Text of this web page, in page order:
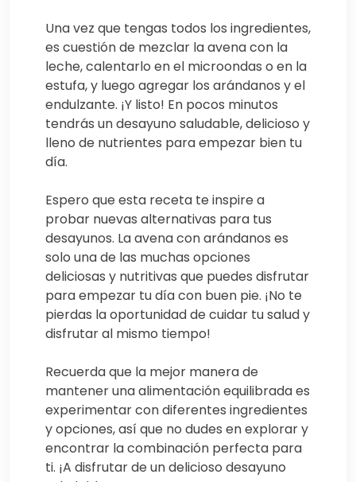
Una vez que tengas todos los ingredientes,
es cuestión de mezclar la avena con la
leche, calentarlo en el microondas o en la
estufa, y luego agregar los arándanos y el
endulzante. ¡Y listo! En pocos minutos
tendrás un desayuno saludable, delicioso y
lleno de nutrientes para empezar bien tu
día.
Espero que esta receta te inspire a
probar nuevas alternativas para tus
desayunos. La avena con arándanos es
solo una de las muchas opciones
deliciosas y nutritivas que puedes disfrutar
para empezar tu día con buen pie. ¡No te
pierdas la oportunidad de cuidar tu salud y
disfrutar al mismo tiempo!
Recuerda que la mejor manera de
mantener una alimentación equilibrada es
experimentar con diferentes ingredientes
y opciones, así que no dudes en explorar y
encontrar la combinación perfecta para
ti. ¡A disfrutar de un delicioso desayuno